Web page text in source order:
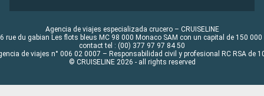
Agencia de viajes especializada crucero – CRUISELINE
rue du gabian Les flots bleus MC 98 000 Monaco SAM con un capital de 150 000
contact tel : (00) 377 97 97 84 50
de viajes n° 006 02 0007 – Responsabilidad civil y profesional RC RSA de
© CRUISELINE 2026 - all rights reserved